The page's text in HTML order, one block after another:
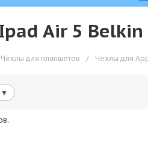
Air 5 Belkin
Чехлы для планшетов / Чехлы для
▼